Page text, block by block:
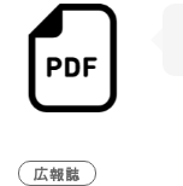
広報誌